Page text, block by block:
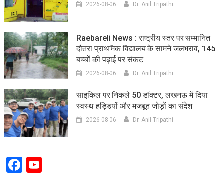
2026-08-06 Dr. Anil Tripathi
Raebareli News : राष्ट्रीय स्तर पर सम्मानित
दौतरा प्राथमिक विद्यालय के सामने जलभराव, 145
बच्चों की पढ़ाई पर संकट
2026-08-06 Dr. Anil Tripathi
साइकिल पर निकले 50 डॉक्टर, लखनऊ में दिया
स्वस्थ हड्डियों और मजबूत जोड़ों का संदेश
2026-08-06 Dr. Anil Tripathi
Facebook
YouTube